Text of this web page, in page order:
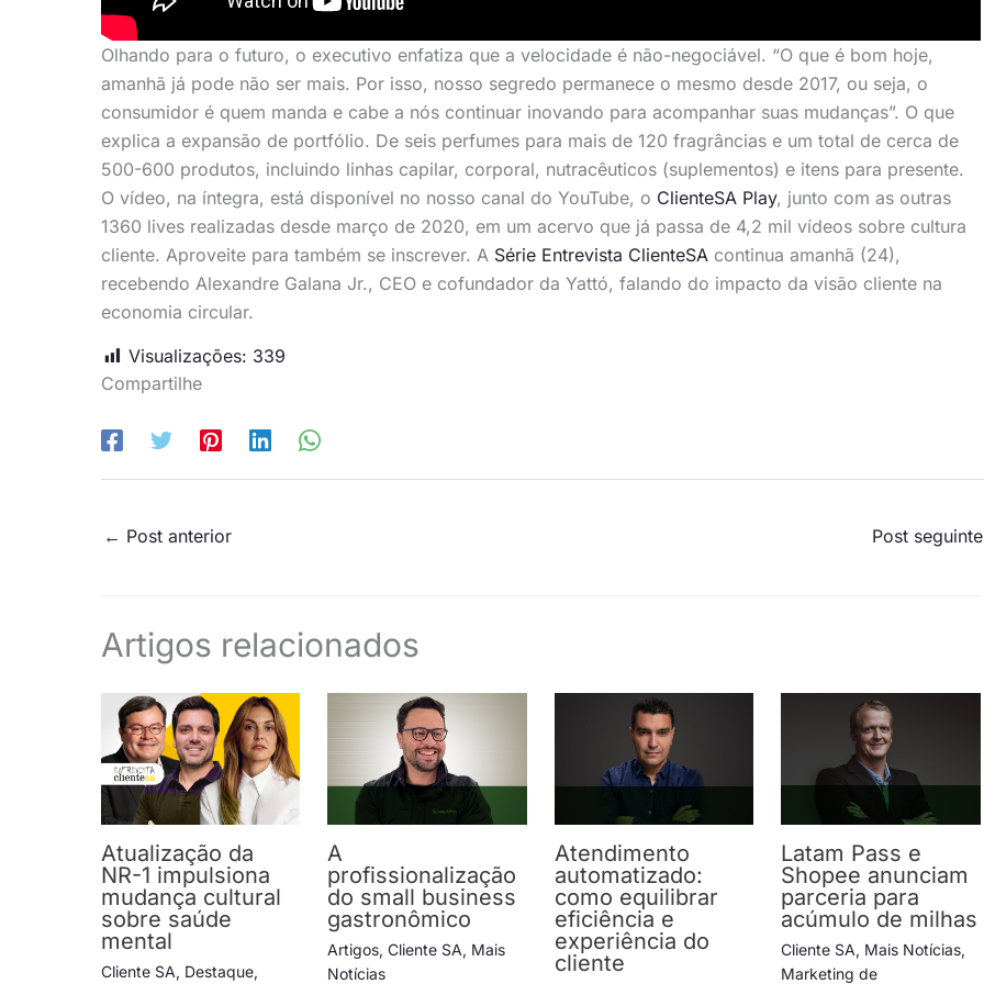
Olhando para o futuro, o executivo enfatiza que a velocidade é não-negociável. “O que é bom hoje,
amanhã já pode não ser mais. Por isso, nosso segredo permanece o mesmo desde 2017, ou seja, o
consumidor é quem manda e cabe a nós continuar inovando para acompanhar suas mudanças”. O que
explica a expansão de portfólio. De seis perfumes para mais de 120 fragrâncias e um total de cerca de
500-600 produtos, incluindo linhas capilar, corporal, nutracêuticos (suplementos) e itens para presente.
O vídeo, na íntegra, está disponível no nosso canal do YouTube, o ClienteSA Play, junto com as outras
1360 lives realizadas desde março de 2020, em um acervo que já passa de 4,2 mil vídeos sobre cultura
cliente. Aproveite para também se inscrever. A Série Entrevista ClienteSA continua amanhã (24),
recebendo Alexandre Galana Jr., CEO e cofundador da Yattó, falando do impacto da visão cliente na
economia circular.
Visualizações: 339
Compartilhe
← Post anterior Post seguinte
Artigos relacionados
Atualização da
NR-1 impulsiona
mudança cultural
sobre saúde
mental
Cliente SA, Destaque,
A
profissionalização
do small business
gastronômico
Artigos,Cliente SA, Mais
Notícias
Atendimento
automatizado:
como equilibrar
eficiência e
experiência do
cliente
Latam Pass e
Shopee anunciam
parceria para
acúmulo de milhas
Cliente SA, Mais Notícias,
Marketing de